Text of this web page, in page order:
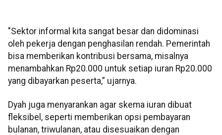
"Sektor informal kita sangat besar dan didominasi
oleh pekerja dengan penghasilan rendah. Pemerintah
bisa memberikan kontribusi bersama, misalnya
menambahkan Rp20.000 untuk setiap iuran Rp20.000
yang dibayarkan peserta,” ujarnya.
Dyah juga menyarankan agar skema iuran dibuat
fleksibel, seperti memberikan opsi pembayaran
bulanan, triwulanan, atau disesuaikan dengan